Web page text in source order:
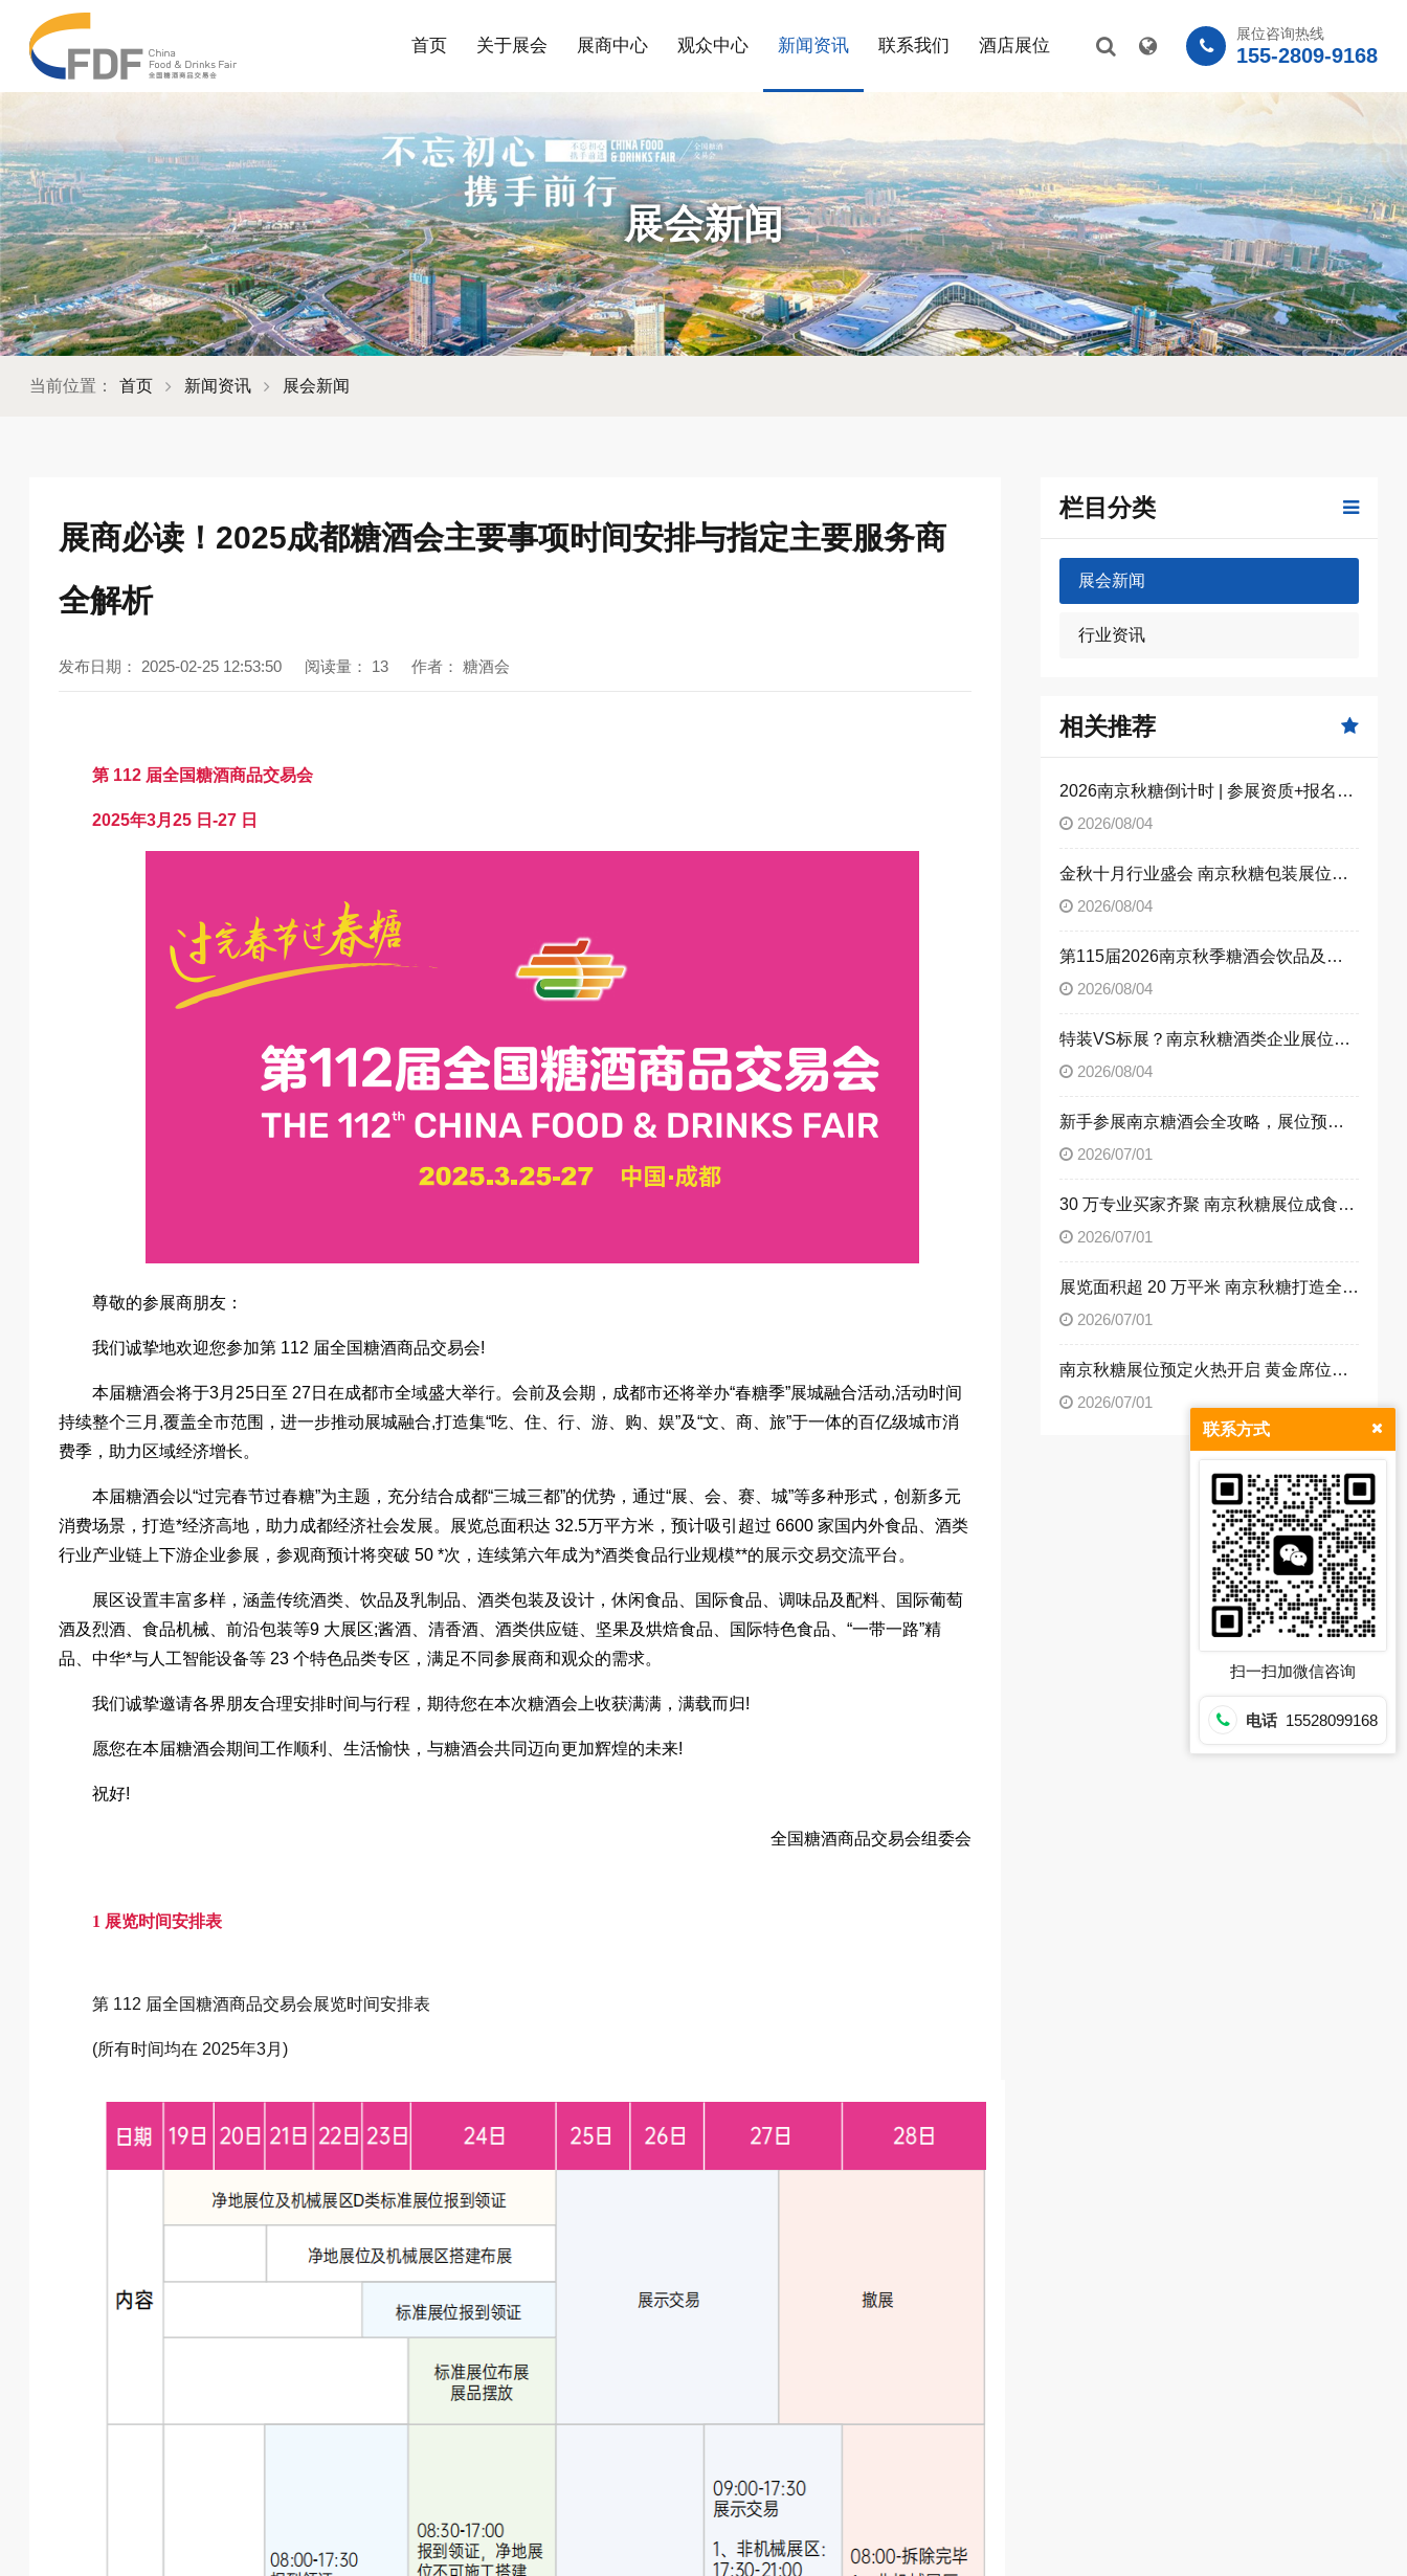
展位咨询热线
155-2809-9168
首页 关于展会 展商中心 观众中心 新闻资讯 联系我们 酒店展位
展会新闻
当前位置： 首页 新闻资讯 展会新闻
展商必读！2025成都糖酒会主要事项时间安排与指定主要服务商
全解析
发布日期： 2025-02-25 12:53:50 阅读量： 13 作者： 糖酒会
第 112 届全国糖酒商品交易会
2025年3月25 日-27 日
尊敬的参展商朋友：
我们诚挚地欢迎您参加第 112 届全国糖酒商品交易会!
本届糖酒会将于3月25日至 27日在成都市全域盛大举行。会前及会期，成都市还将举办“春糖季”展城融合活动,活动时间
持续整个三月,覆盖全市范围，进一步推动展城融合,打造集“吃、住、行、游、购、娱”及“文、商、旅”于一体的百亿级城市消
费季，助力区域经济增长。
本届糖酒会以“过完春节过春糖”为主题，充分结合成都“三城三都”的优势，通过“展、会、赛、城”等多种形式，创新多元
消费场景，打造*经济高地，助力成都经济社会发展。展览总面积达 32.5万平方米，预计吸引超过 6600 家国内外食品、酒类
行业产业链上下游企业参展，参观商预计将突破 50 *次，连续第六年成为*酒类食品行业规模**的展示交易交流平台。
展区设置丰富多样，涵盖传统酒类、饮品及乳制品、酒类包装及设计，休闲食品、国际食品、调味品及配料、国际葡萄
酒及烈酒、食品机械、前沿包装等9 大展区;酱酒、清香酒、酒类供应链、坚果及烘焙食品、国际特色食品、“一带一路”精
品、中华*与人工智能设备等 23 个特色品类专区，满足不同参展商和观众的需求。
我们诚挚邀请各界朋友合理安排时间与行程，期待您在本次糖酒会上收获满满，满载而归!
愿您在本届糖酒会期间工作顺利、生活愉快，与糖酒会共同迈向更加辉煌的未来!
祝好!
全国糖酒商品交易会组委会
1 展览时间安排表
第 112 届全国糖酒商品交易会展览时间安排表
(所有时间均在 2025年3月)
栏目分类
展会新闻
行业资讯
相关推荐
2026南京秋糖倒计时 | 参展资质+报名流程全攻略，别因手续不全错失良机（附材料清单）
2026/08/04
金秋十月行业盛会 南京秋糖包装展位限时合规抢订
2026/08/04
第115届2026南京秋季糖酒会饮品及乳制品展区展位申请技巧
2026/08/04
特装VS标展？南京秋糖酒类企业展位选择指南
2026/08/04
新手参展南京糖酒会全攻略，展位预定流程一次性讲清楚
2026/07/01
30 万专业买家齐聚 南京秋糖展位成食饮企业招商首选阵地
2026/07/01
展览面积超 20 万平米 南京秋糖打造全品类食饮商贸平台
2026/07/01
南京秋糖展位预定火热开启 黄金席位抢占行业发展先机
2026/07/01
联系方式
扫一扫加微信咨询
电话 15528099168